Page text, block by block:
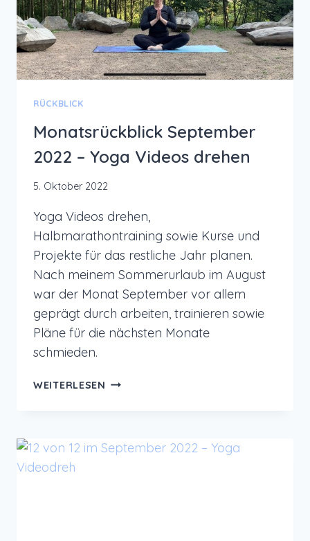
RÜCKBLICK
Monatsrückblick September
2022 – Yoga Videos drehen
5. Oktober 2022
Yoga Videos drehen,
Halbmarathontraining sowie Kurse und
Projekte für das restliche Jahr planen.
Nach meinem Sommerurlaub im August
war der Monat September vor allem
geprägt durch arbeiten, trainieren sowie
Pläne für die nächsten Monate
schmieden.
WEITERLESEN MONATSRÜCKBLICK
YOGA